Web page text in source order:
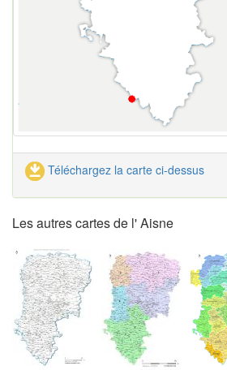
Téléchargez la carte ci-dessus
Les autres cartes de l' Aisne